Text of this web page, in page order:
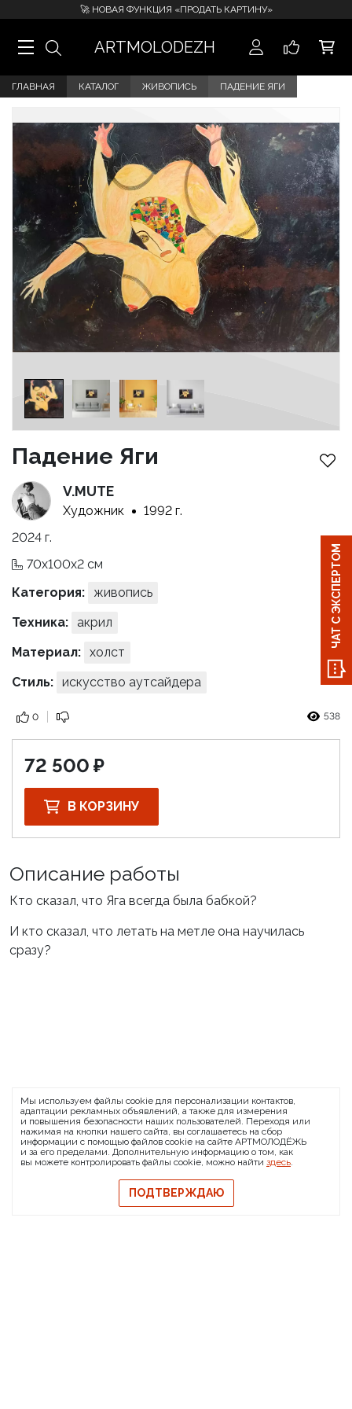
🚀 НОВАЯ ФУНКЦИЯ «ПРОДАТЬ КАРТИНУ»
ARTMOLODEZH
ГЛАВНАЯ КАТАЛОГ ЖИВОПИСЬ ПАДЕНИЕ ЯГИ
Падение Яги
V.MUTE
Художник
1992 г.
2024 г.
70x100x2 см
Категория:
живопись
Техника:
акрил
Материал: холст
Стиль: искусство аутсайдера
0 538
72 500
В КОРЗИНУ
Описание работы
Кто сказал, что Яга всегда была бабкой?
И кто сказал, что летать на метле она научилась
сразу?
О проекте FAQ
Банковские реквизиты
Сообщить о баге
© 2026 АРТМОЛОДЁЖЬ
Политика конфиденциальности
Политика обмена и возврата
Свидетельство на товарный знак
Публичная оферта
ЧАТ С ЭКСПЕРТОМ
Мы используем файлы cookie для персонализации контактов,
адаптации рекламных объявлений, а также для измерения
и повышения безопасности наших пользователей. Переходя или
нажимая на кнопки нашего сайта, вы соглашаетесь на сбор
информации с помощью файлов cookie на сайте АРТМОЛОДЁЖЬ
и за его пределами. Дополнительную информацию о том, как
вы можете контролировать файлы cookie, можно найти здесь.
ПОДТВЕРЖДАЮ